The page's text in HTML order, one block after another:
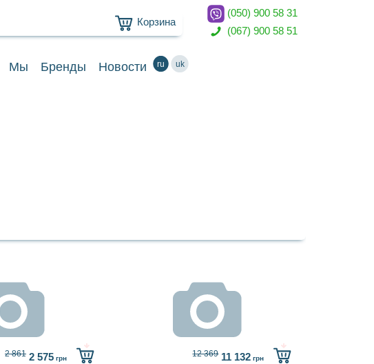
(050) 900 58 31
(067) 900 58 51
Мы Бренды Новости ru uk
Корзина
2 861 2 575 грн 12 369 11 132 грн